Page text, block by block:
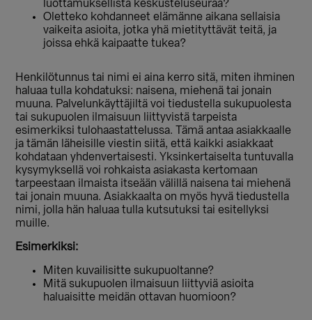
luottamuksellista keskusteluseuraa?
Oletteko kohdanneet elämänne aikana sellaisia
vaikeita asioita, jotka yhä mietityttävät teitä, ja
joissa ehkä kaipaatte tukea?
Henkilötunnus tai nimi ei aina kerro sitä, miten ihminen
haluaa tulla kohdatuksi: naisena, miehenä tai jonain
muuna. Palvelunkäyttäjiltä voi tiedustella sukupuolesta
tai sukupuolen ilmaisuun liittyvistä tarpeista
esimerkiksi tulohaastattelussa. Tämä antaa asiakkaalle
ja tämän läheisille viestin siitä, että kaikki asiakkaat
kohdataan yhdenvertaisesti. Yksinkertaiselta tuntuvalla
kysymyksellä voi rohkaista asiakasta kertomaan
tarpeestaan ilmaista itseään välillä naisena tai miehenä
tai jonain muuna. Asiakkaalta on myös hyvä tiedustella
nimi, jolla hän haluaa tulla kutsutuksi tai esitellyksi
muille.
Esimerkiksi:
Miten kuvailisitte sukupuoltanne?
Mitä sukupuolen ilmaisuun liittyviä asioita
haluaisitte meidän ottavan huomioon?